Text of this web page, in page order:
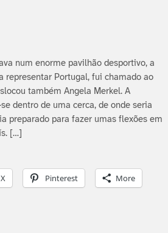
num enorme pavilhão desportivo, a
representar Portugal, fui chamado ao
também Angela Merkel. A
dentro de uma cerca, de onde seria
preparado para fazer umas flexões em
[…]
X Pinterest More